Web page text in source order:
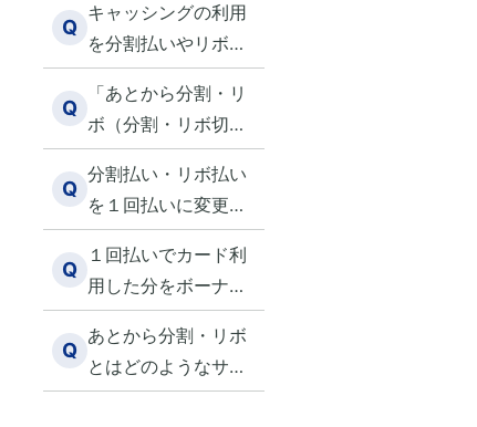
Q
キャッシングの利用
を分割払いやリボ払
いに変更したい
Q
「あとから分割・リ
ボ（分割・リボ切替
えサービス）」を利
用したい
Q
分割払い・リボ払い
を１回払いに変更す
るにはどうしたらい
いですか？
Q
１回払いでカード利
用した分をボーナス
１回に変更したい
Q
あとから分割・リボ
とはどのようなサー
ビスですか？